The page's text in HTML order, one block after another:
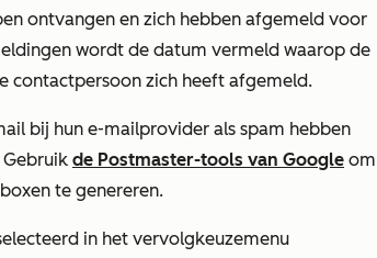
ontvangen en zich hebben afgemeld voor
wordt de datum vermeld waarop de
contactpersoon zich heeft afgemeld.
bij hun e-mailprovider als spam hebben
de Postmaster-tools van Google om
te genereren.
in het vervolgkeuzemenu